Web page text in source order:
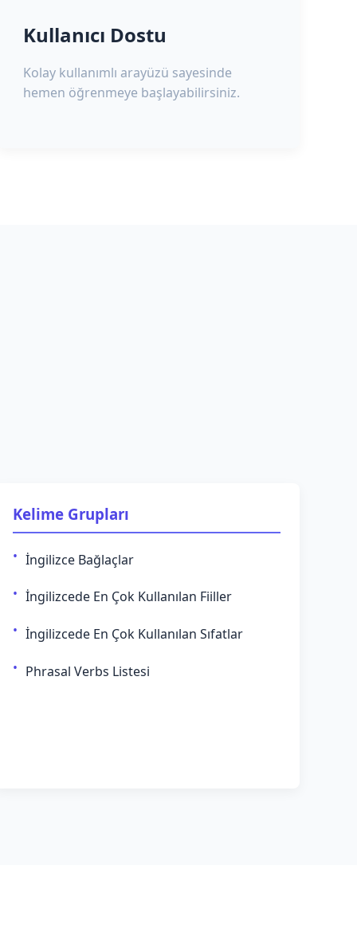
Kullanıcı Dostu
Kolay kullanımlı arayüzü sayesinde
hemen öğrenmeye başlayabilirsiniz.
Kelime Grupları
İngilizce Bağlaçlar
İngilizcede En Çok Kullanılan Fiiller
İngilizcede En Çok Kullanılan Sıfatlar
Phrasal Verbs Listesi